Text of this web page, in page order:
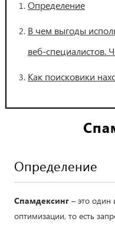
Определение
В чем выгоды
веб-специалистов.
Как поисковики
Определение
Спамдексинг – это один
оптимизации, то есть